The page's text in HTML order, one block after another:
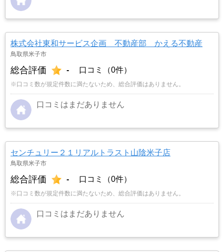
株式会社東和サービス企画 不動産部 かえる不動産
鳥取県米子市
総合評価 - 口コミ（0件）
※口コミ数が規定件数に満たないため、総合評価はありません。
口コミはまだありません
センチュリー２１リアルトラスト山陰米子店
鳥取県米子市
総合評価 - 口コミ（0件）
※口コミ数が規定件数に満たないため、総合評価はありません。
口コミはまだありません